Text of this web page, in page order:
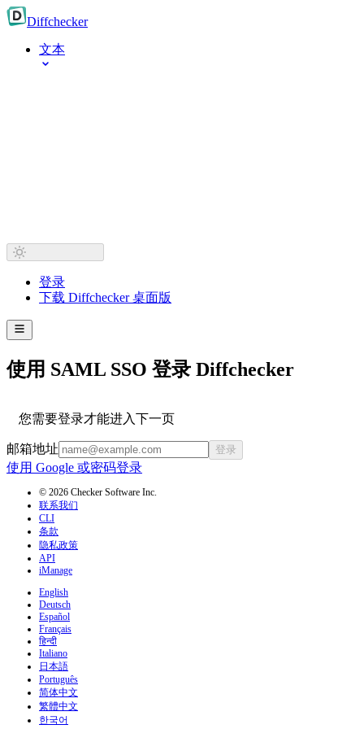
Diffchecker
文本
登录
下载 Diffchecker 桌面版
使用 SAML SSO 登录 Diffchecker
您需要登录才能进入下一页
邮箱地址 登录
使用 Google 或密码登录
© 2026 Checker Software Inc.
联系我们
CLI
条款
隐私政策
API
iManage
English
Deutsch
Español
Français
हिन्दी
Italiano
日本語
Português
简体中文
繁體中文
한국어